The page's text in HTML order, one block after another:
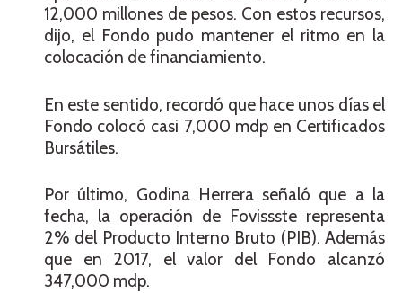
12,000 millones de pesos. Con estos recursos,
dijo, el Fondo pudo mantener el ritmo en la
colocación de financiamiento.
En este sentido, recordó que hace unos días el
Fondo colocó casi 7,000 mdp en Certificados
Bursátiles.
Por último, Godina Herrera señaló que a la
fecha, la operación de Fovissste representa
2% del Producto Interno Bruto (PIB). Además
que en 2017, el valor del Fondo alcanzó
347,000 mdp.